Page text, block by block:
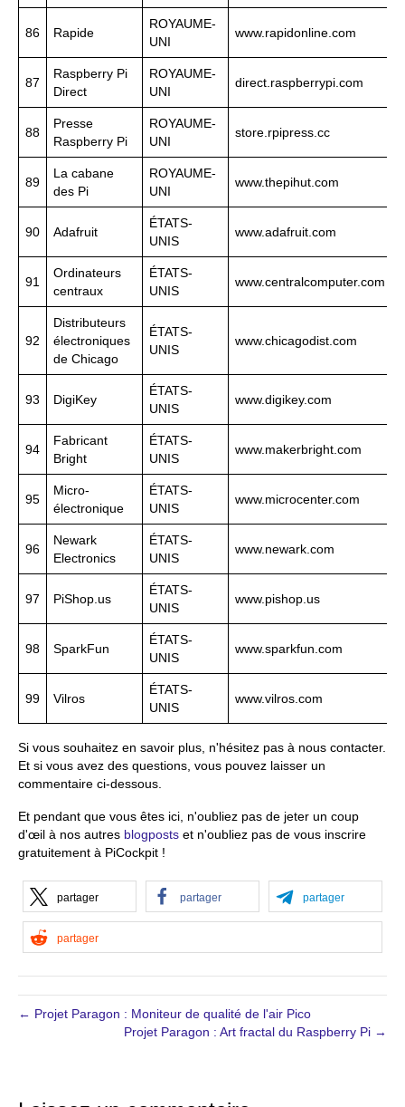
86 Rapide
ROYAUME-
UNI
www.rapidonline.com
87
Raspberry Pi
Direct
ROYAUME-
UNI
direct.raspberrypi.com
88
Presse
Raspberry Pi
ROYAUME-
UNI
store.rpipress.cc
89
La cabane
des Pi
ROYAUME-
UNI
www.thepihut.com
90 Adafruit
ÉTATS-
UNIS
www.adafruit.com
91
Ordinateurs
centraux
ÉTATS-
UNIS
www.centralcomputer.com
92
Distributeurs
électroniques
de Chicago
ÉTATS-
UNIS
www.chicagodist.com
93 DigiKey
ÉTATS-
UNIS
www.digikey.com
94
Fabricant
Bright
ÉTATS-
UNIS
www.makerbright.com
95
Micro-
électronique
ÉTATS-
UNIS
www.microcenter.com
96
Newark
Electronics
ÉTATS-
UNIS
www.newark.com
97 PiShop.us
ÉTATS-
UNIS
www.pishop.us
98 SparkFun
ÉTATS-
UNIS
www.sparkfun.com
99 Vilros
ÉTATS-
UNIS
www.vilros.com
Si vous souhaitez en savoir plus, n'hésitez pas à nous contacter.
Et si vous avez des questions, vous pouvez laisser un
commentaire ci-dessous.
Et pendant que vous êtes ici, n'oubliez pas de jeter un coup
d'œil à nos autres blogposts et n'oubliez pas de vous inscrire
gratuitement à PiCockpit !
partager partager partager
partager
← Projet Paragon : Moniteur de qualité de l'air Pico
Projet Paragon : Art fractal du Raspberry Pi →